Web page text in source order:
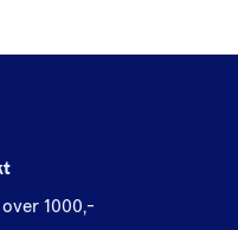
1000,-